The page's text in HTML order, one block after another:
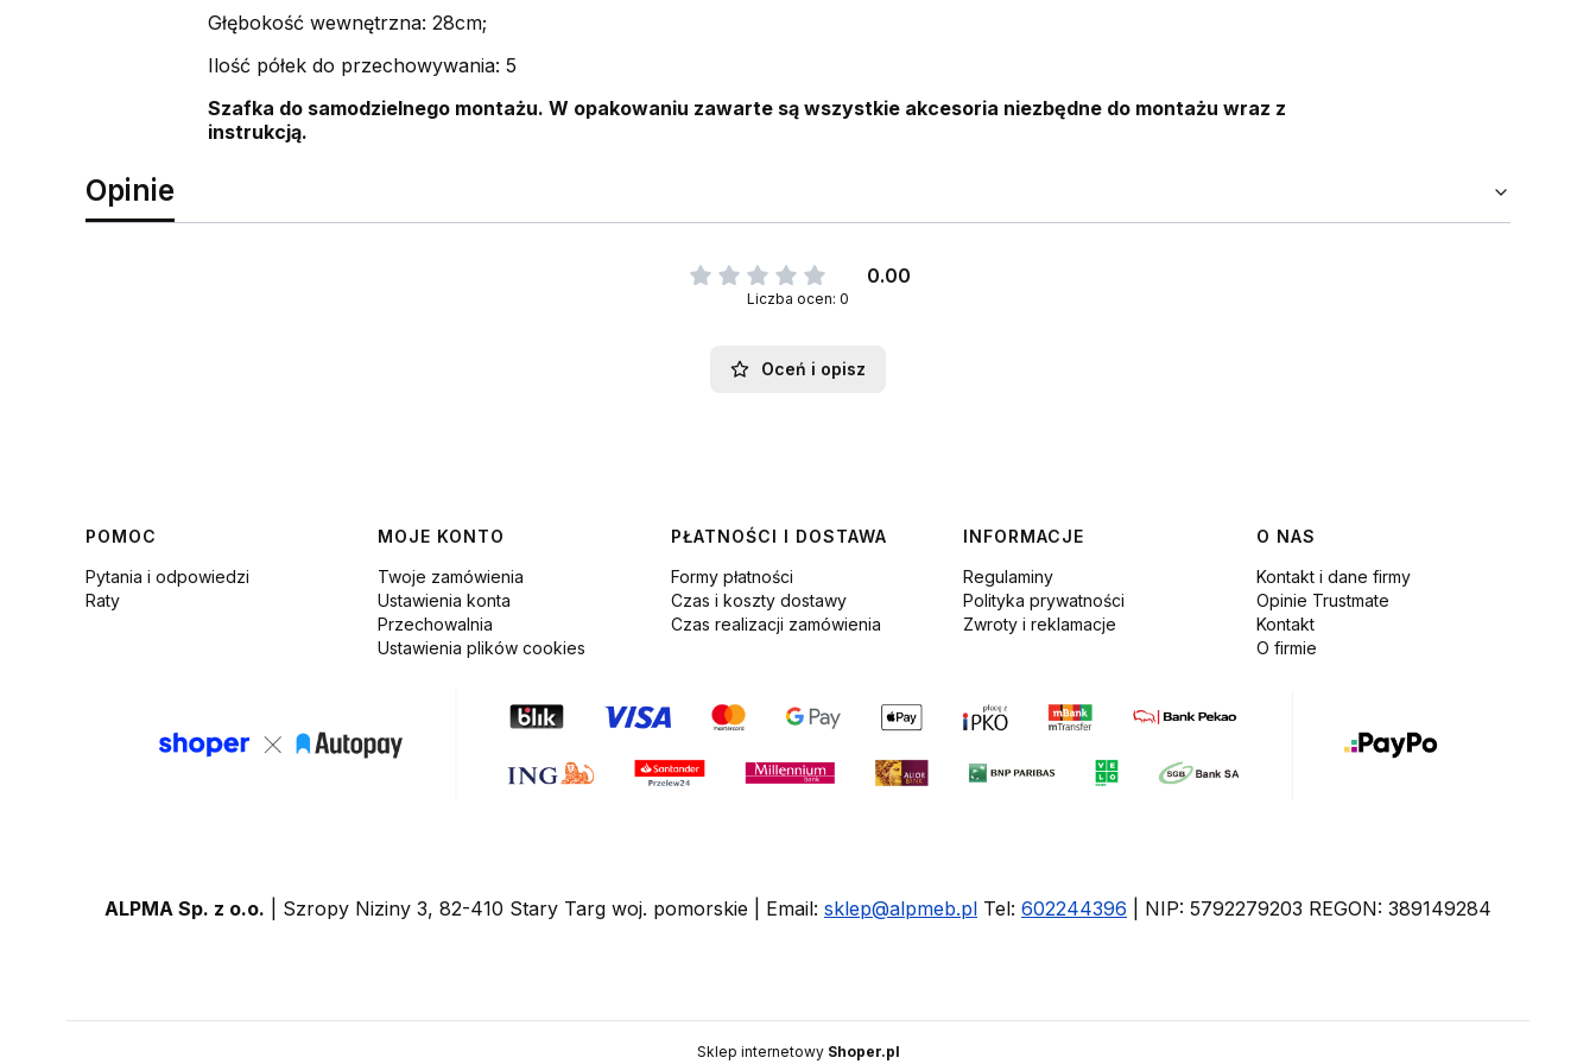
Głębokość wewnętrzna: 28cm;
Ilość półek do przechowywania: 5
Szafka do samodzielnego montażu. W opakowaniu zawarte są wszystkie akcesoria niezbędne do montażu wraz z
instrukcją.
Opinie
0.00
Liczba ocen: 0
Oceń i opisz
Linki w stopce
POMOC
Pytania i odpowiedzi
Raty
MOJE KONTO
Twoje zamówienia
Ustawienia konta
Przechowalnia
Ustawienia plików cookies
PŁATNOŚCI I DOSTAWA
Formy płatności
Czas i koszty dostawy
Czas realizacji zamówienia
INFORMACJE
Regulaminy
Polityka prywatności
Zwroty i reklamacje
O NAS
Kontakt i dane firmy
Opinie Trustmate
Kontakt
O firmie
ALPMA Sp. z o.o. | Szropy Niziny 3, 82-410 Stary Targ woj. pomorskie | Email: sklep@alpmeb.pl Tel: 602244396 | NIP: 5792279203 REGON: 389149284
Sklep internetowy Shoper.pl